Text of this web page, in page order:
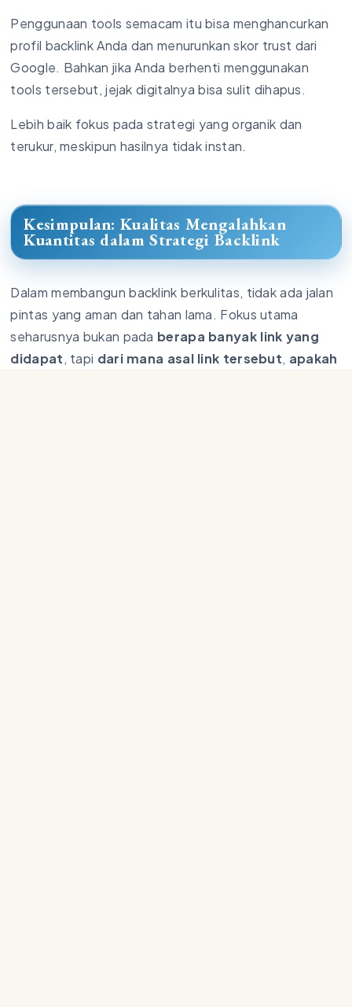
Penggunaan tools semacam itu bisa menghancurkan
profil backlink Anda dan menurunkan skor trust dari
Google. Bahkan jika Anda berhenti menggunakan
tools tersebut, jejak digitalnya bisa sulit dihapus.
Lebih baik fokus pada strategi yang organik dan
terukur, meskipun hasilnya tidak instan.
Kesimpulan: Kualitas Mengalahkan
Kuantitas dalam Strategi Backlink
Dalam membangun backlink berkulitas, tidak ada jalan
pintas yang aman dan tahan lama. Fokus utama
seharusnya bukan pada berapa banyak link yang
didapat, tapi dari mana asal link tersebut, apakah